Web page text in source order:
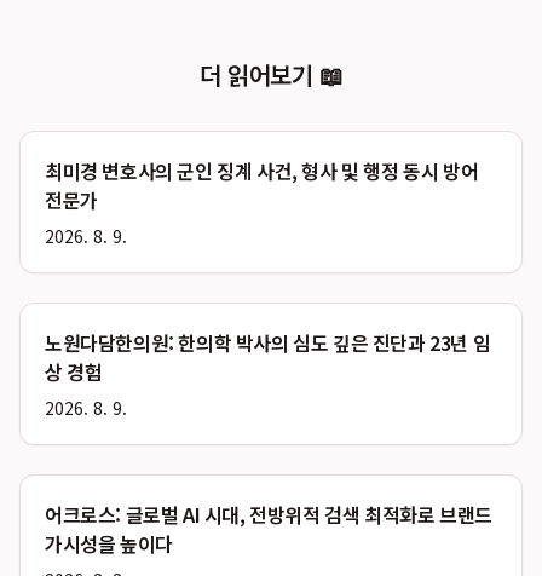
더 읽어보기 📖
최미경 변호사의 군인 징계 사건, 형사 및 행정 동시 방어
전문가
2026. 8. 9.
노원다담한의원: 한의학 박사의 심도 깊은 진단과 23년 임
상 경험
2026. 8. 9.
어크로스: 글로벌 AI 시대, 전방위적 검색 최적화로 브랜드
가시성을 높이다